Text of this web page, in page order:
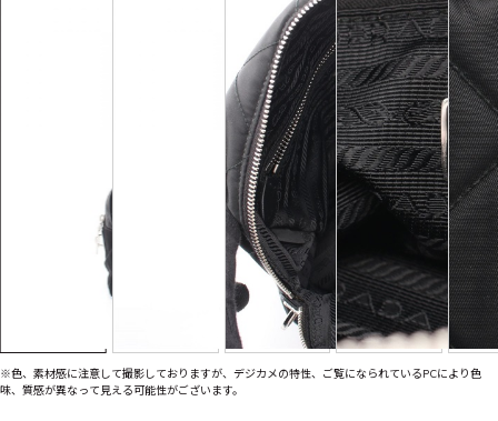
※色、素材感に注意して撮影しておりますが、デジカメの特性、ご覧になられているPCにより色
味、質感が異なって見える可能性がございます。